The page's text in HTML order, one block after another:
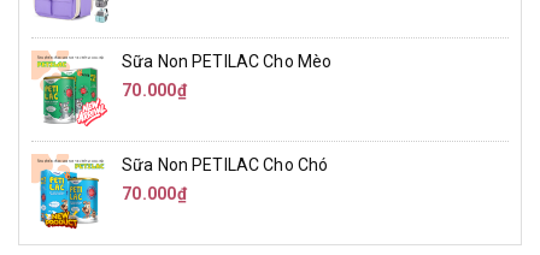
Sữa Non PETILAC Cho Mèo
70.000₫
Sữa Non PETILAC Cho Chó
70.000₫